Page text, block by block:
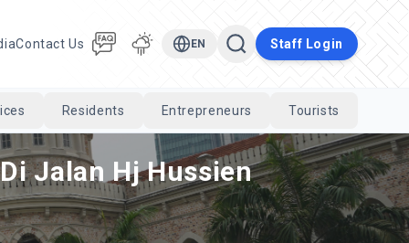
Contact Us EN Staff Login
Cari
Residents Entrepreneurs Tourists
Jalan Hj Hussien